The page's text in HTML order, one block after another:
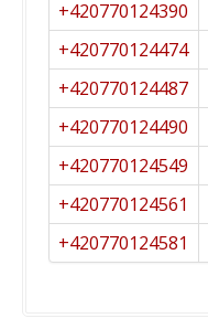
+420770124390
+420770124474
+420770124487
+420770124490
+420770124549
+420770124561
+420770124581